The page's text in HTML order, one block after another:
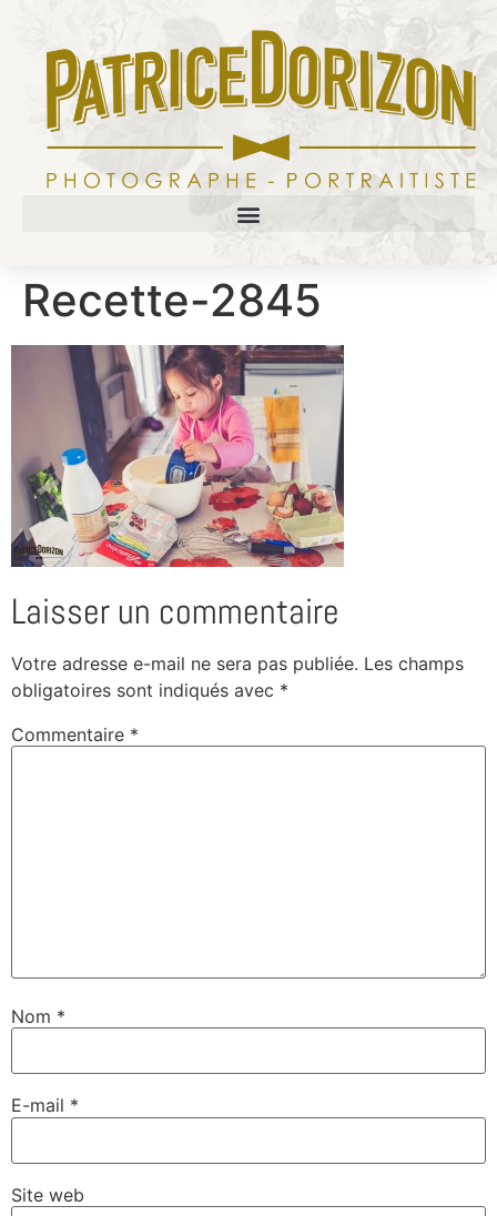
Recette-2845
Laisser un commentaire
Votre adresse e-mail ne sera pas publiée. Les champs
obligatoires sont indiqués avec *
Commentaire *
Nom *
E-mail *
Site web